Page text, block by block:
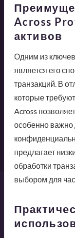
Across
активов
Одним из
является его
транзакций. В
которые
Across
особенно важно
предлагает
обработки
выбором для